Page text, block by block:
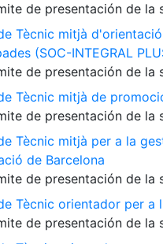
de presentación de la
Tècnic mitjà
(SOC-INTEGRAL
de presentación de la
Tècnic mitjà de
de presentación de la
Tècnic mitjà per a la
de Barcelona
de presentación de la
Tècnic orientador per a
de presentación de la